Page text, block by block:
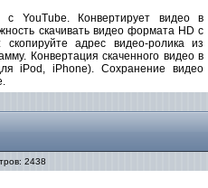
с YouTube. Конвертирует видео в
скачивать видео формата HD с
скопируйте адрес видео-ролика из
Конвертация скаченного видео в
iPod, iPhone). Сохранение видео
2438